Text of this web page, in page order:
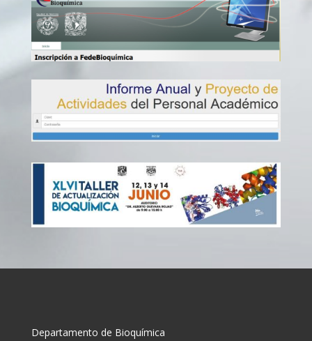
Departamento de Bioquímica